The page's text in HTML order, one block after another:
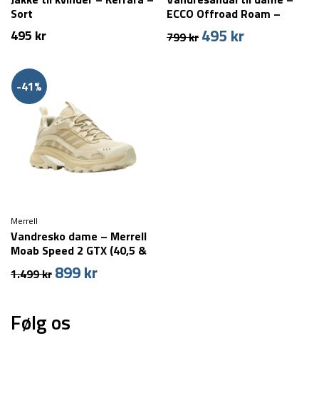
Sort
495 kr
ECCO Offroad Roam –
799kr Den
495 krDen
-41%
Merrell
Vandresko dame – Merrell
Moab Speed 2 GTX (40,5 &
42,5 tilbage)
1.499kr Den
var:
1.499 kr.
899krDen
Følg os